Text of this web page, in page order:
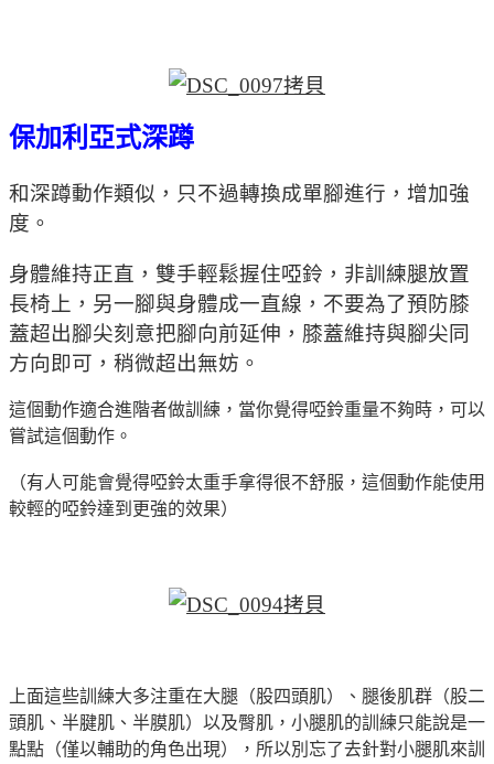
保加利亞式深蹲
和深蹲動作類似，只不過轉換成單腳進行，增加強
度。
身體維持正直，雙手輕鬆握住啞鈴，非訓練腿放置
長椅上，另一腳與身體成一直線，不要為了預防膝
蓋超出腳尖刻意把腳向前延伸，膝蓋維持與腳尖同
方向即可，稍微超出無妨。
這個動作適合進階者做訓練，當你覺得啞鈴重量不夠時，可以
嘗試這個動作。
（有人可能會覺得啞鈴太重手拿得很不舒服，這個動作能使用
較輕的啞鈴達到更強的效果）
上面這些訓練大多注重在大腿（股四頭肌）、腿後肌群（股二
頭肌、半腱肌、半膜肌）以及臀肌，小腿肌的訓練只能說是一
點點（僅以輔助的角色出現），所以別忘了去針對小腿肌來訓